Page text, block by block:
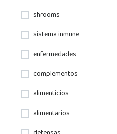
shrooms
sistema inmune
enfermedades
complementos
alimenticios
alimentarios